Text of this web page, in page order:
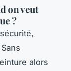
on veut
?
alors